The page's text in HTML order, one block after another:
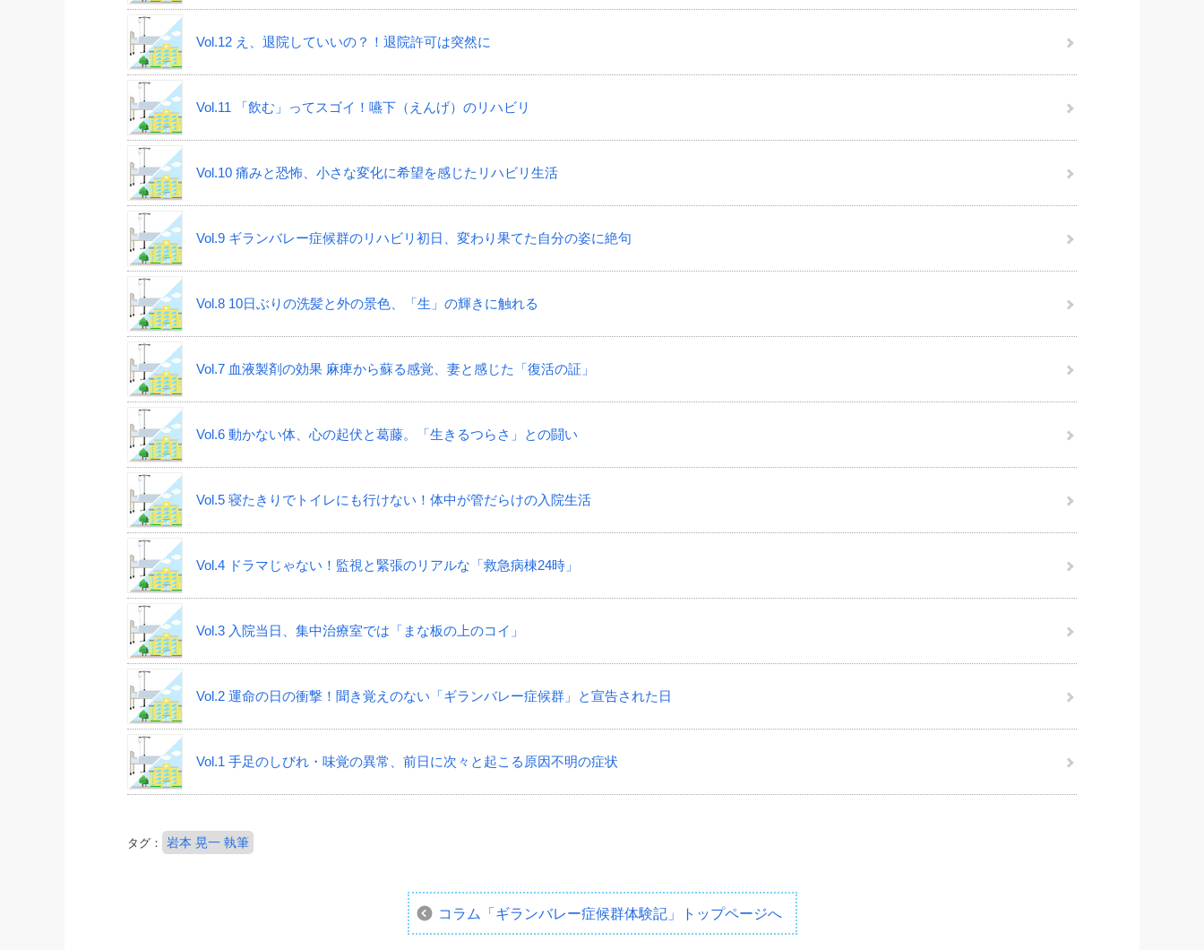
Vol.12 え、退院していいの？！退院許可は突然に
Vol.11 「飲む」ってスゴイ！嚥下（えんげ）のリハビリ
Vol.10 痛みと恐怖、小さな変化に希望を感じたリハビリ生活
Vol.9 ギランバレー症候群のリハビリ初日、変わり果てた自分の姿に絶句
Vol.8 10日ぶりの洗髪と外の景色、「生」の輝きに触れる
Vol.7 血液製剤の効果 麻痺から蘇る感覚、妻と感じた「復活の証」
Vol.6 動かない体、心の起伏と葛藤。「生きるつらさ」との闘い
Vol.5 寝たきりでトイレにも行けない！体中が管だらけの入院生活
Vol.4 ドラマじゃない！監視と緊張のリアルな「救急病棟24時」
Vol.3 入院当日、集中治療室では「まな板の上のコイ」
Vol.2 運命の日の衝撃！聞き覚えのない「ギランバレー症候群」と宣告された日
Vol.1 手足のしびれ・味覚の異常、前日に次々と起こる原因不明の症状
タグ： 岩本 晃一 執筆
コラム「ギランバレー症候群体験記」 トップページへ